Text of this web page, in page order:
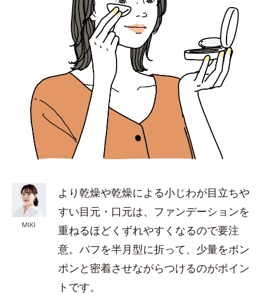
MIKI
より乾燥や乾燥による小じわが目立ちや
すい目元・口元は、ファンデーションを
重ねるほどくずれやすくなるので要注
意。パフを半月型に折って、少量をポン
ポンと密着させながらつけるのがポイン
トです。